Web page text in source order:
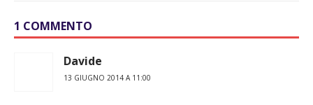
1 COMMENTO
Davide
13 GIUGNO 2014 A 11:00